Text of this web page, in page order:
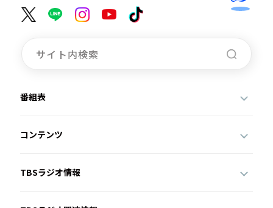
番組表
コンテンツ
TBSラジオ情報